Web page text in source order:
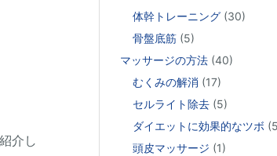
介し
体幹トレーニング (30)
骨盤底筋 (5)
マッサージの方法 (40)
むくみの解消 (17)
セルライト除去 (5)
ダイエットに効果的なツボ
頭皮マッサージ (1)